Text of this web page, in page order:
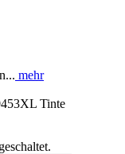
mehr
Tinte